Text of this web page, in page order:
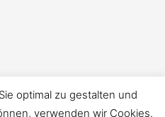
optimal zu gestalten und
verwenden wir Cookies.